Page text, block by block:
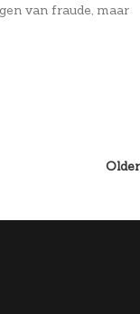
van fraude, maar
Older